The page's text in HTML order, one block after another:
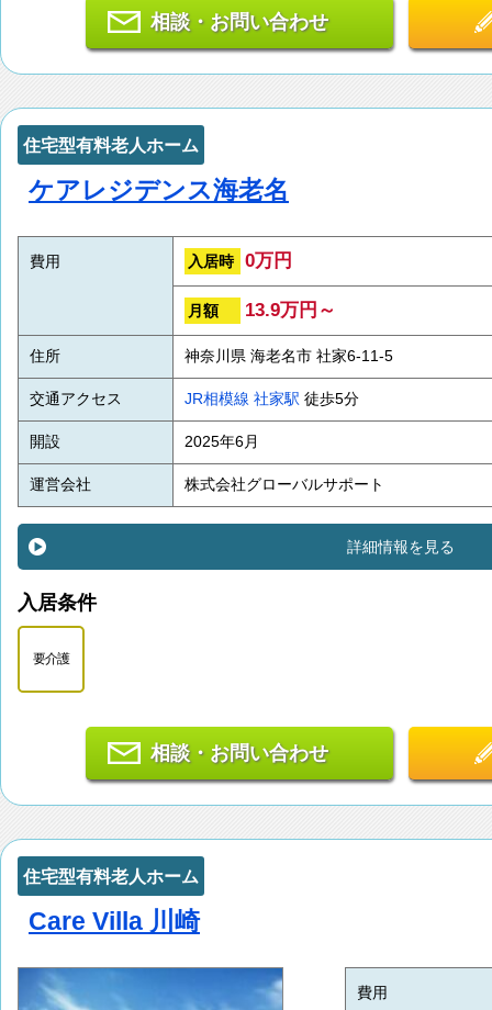
相談・お問い合わせ
住宅型有料老人ホーム
ケアレジデンス海老名
費用 入居時 0万円
月額 13.9万円～
住所 神奈川県 海老名市 社家6-11-5
交通アクセス JR相模線 社家駅 徒歩5分
開設 2025年6月
運営会社 株式会社グローバルサポート
詳細情報を見る
入居条件
要介護
相談・お問い合わせ
住宅型有料老人ホーム
Care Villa 川崎
費用